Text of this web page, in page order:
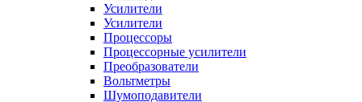
Усилители
Усилители
Процессоры
Процессорные усилители
Преобразователи
Вольтметры
Шумоподавители